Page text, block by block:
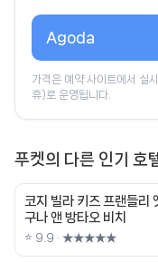
Agoda
가격은 예약 사이트에서 실
휴)로 운영됩니다.
푸켓의 다른 인기 호
코지 빌라 키즈 프랜들리
구나 앤 방타오 비치
⭐ 9.9 · ★★★★★